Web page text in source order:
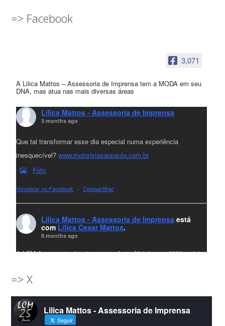
=> Facebook
3,071
A Lilica Mattos – Assessoria de Imprensa tem a MODA em seu
DNA, mas atua nas mais diversas áreas
Lilica Mattos - Assessoria de Imprensa
3 months ago
Que tal transformar esse dia especial numa experiência
inesquecível?www.motoristasaopaulo.com.br
Foto
Visualizar no Facebook · Compartilhar
Lilica Mattos - Assessoria de Imprensa está
com Lilica Cesar Mattos.
8 months ago
A LCM Assessoria deseja um excelente Natal e um 2026 repleto
amigos que sempre nos acompanham!🎄✨🥂❤️
#lcmassessoriassessoria#natal #merrychristmas #felizanonovo
#HappyNewYear
=> X
Lilica Mattos - Assessoria de Imprensa
Seguir